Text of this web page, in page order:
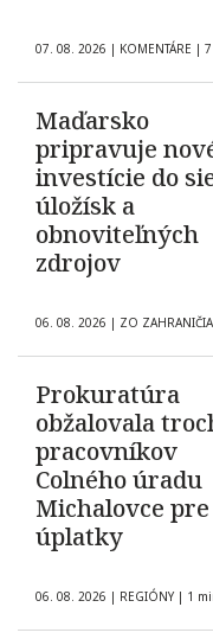
07. 08. 2026 | KOMENTÁRE |
Maďarsko
pripravuje
investície do
úložísk a
obnoviteľných
zdrojov
06. 08. 2026 | ZO ZAHRANIČIA
Prokuratúra
obžalovala
pracovníkov
Colného úradu
Michalovce pre
úplatky
06. 08. 2026 | REGIÓNY | 1